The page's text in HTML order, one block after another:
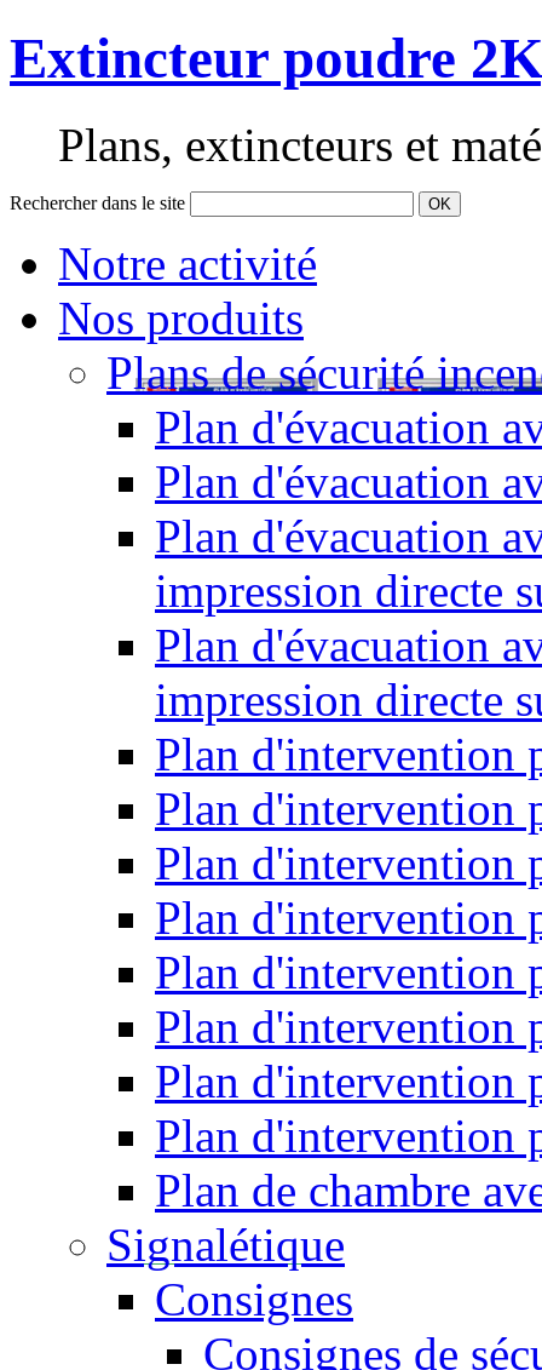
Extincteur poudre
Plans, extincteurs et
Rechercher dans le site OK
Notre activité
Nos produits
Plans de sécurité
Plan d'évacuation
Plan d'évacuation
Plan d'évacuation
impression directe
Plan d'évacuation
impression directe
Plan d'intervention
Plan d'intervention
Plan d'intervention
Plan d'intervention
Plan d'intervention
Plan d'intervention
Plan d'intervention
Plan d'intervention
Plan de chambre
Signalétique
Consignes
Consignes de